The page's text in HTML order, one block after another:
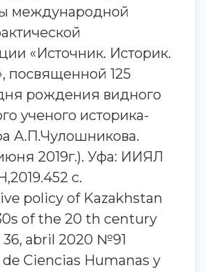
международной
«Источник. Историк.
посвященной 125
рождения видного
ученого историка-
А.П.Чулошникова.
2019г.). Уфа: ИИЯЛ
с.
policy of Kazakhstan
of the 20 th century
36, abril 2020 №91
de Ciencias Humanas y